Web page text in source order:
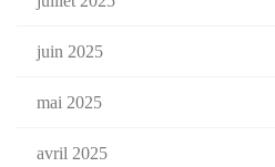
juin 2025
mai 2025
avril 2025